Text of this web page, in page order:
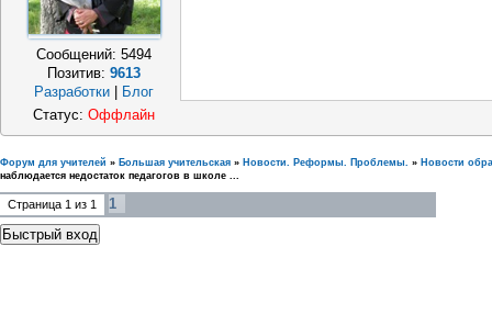
Сообщений: 5494
Позитив: 9613
Разработки
Блог
Статус: Оффлайн
Форум для учителей » Большая учительская » Новости. Реформы. Проблемы. » Новости
наблюдается недостаток педагогов в школе ...
Страница 1 из 1 1